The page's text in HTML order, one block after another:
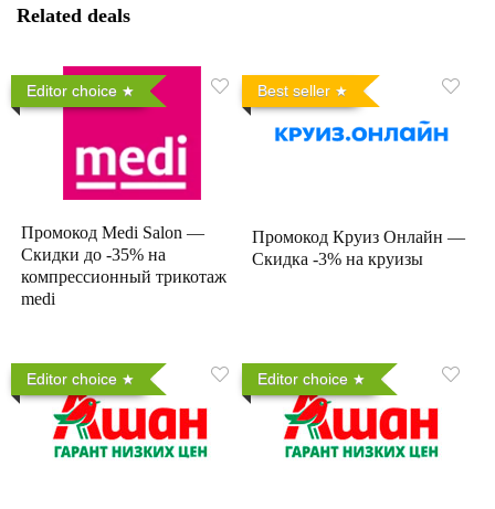
Related deals
Editor choice
Промокод Medi Salon —
Скидки до -35% на
компрессионный трикотаж
medi
Best seller
Промокод Круиз Онлайн —
Скидка -3% на круизы
Editor choice Editor choice